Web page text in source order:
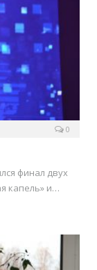
0
финал двух
капель» и…